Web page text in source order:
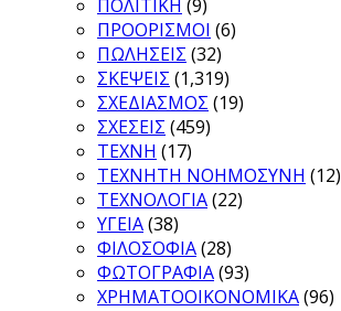
ΠΟΛΙΤΙΚΗ (9)
ΠΡΟΟΡΙΣΜΟΙ (6)
ΠΩΛΗΣΕΙΣ (32)
ΣΚΕΨΕΙΣ (1,319)
ΣΧΕΔΙΑΣΜΟΣ (19)
ΣΧΕΣΕΙΣ (459)
ΤΕΧΝΗ (17)
ΤΕΧΝΗΤΗ ΝΟΗΜΟΣΥΝΗ (12)
ΤΕΧΝΟΛΟΓΙΑ(22)
ΥΓΕΙΑ(38)
ΦΙΛΟΣΟΦΙΑ(28)
ΦΩΤΟΓΡΑΦΙΑ(93)
ΧΡΗΜΑΤΟΟΙΚΟΝΟΜΙΚΑ(96)